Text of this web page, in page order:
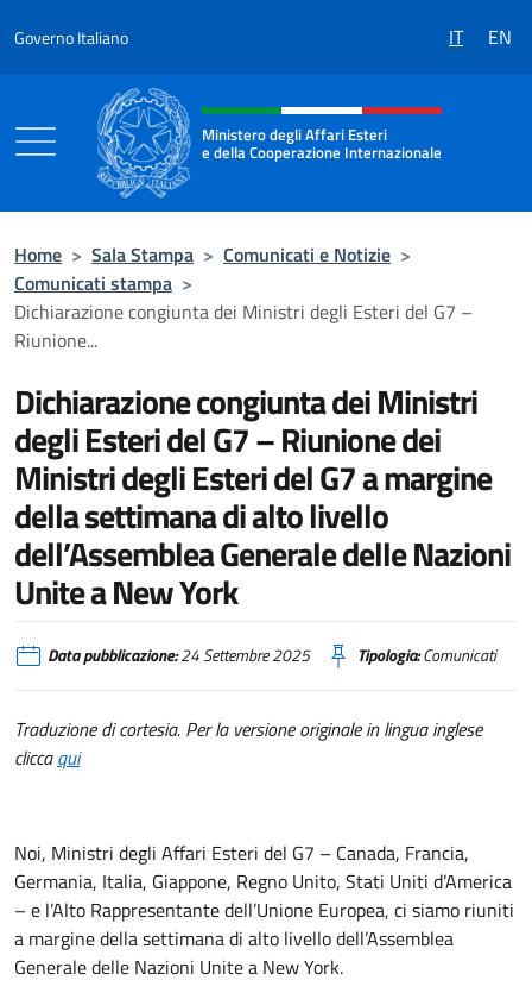
Governo Italiano IT EN
Intestazione sito, social e menù
Ministero degli Affari Esteri
e della Cooperazione Internazionale
Home > Sala Stampa > Comunicati e Notizie >
Comunicati stampa >
Dichiarazione congiunta dei Ministri degli Esteri del G7 –
Riunione...
Dichiarazione congiunta dei Ministri
degli Esteri del G7 – Riunione dei
Ministri degli Esteri del G7 a margine
della settimana di alto livello
dell’Assemblea Generale delle Nazioni
Unite a New York
Data pubblicazione:24 Settembre 2025 Tipologia:Comunicati
Traduzione di cortesia. Per la versione originale in lingua inglese
cliccaqui
Noi, Ministri degli Affari Esteri del G7 – Canada, Francia,
Germania, Italia, Giappone, Regno Unito, Stati Uniti d’America
– e l’Alto Rappresentante dell’Unione Europea, ci siamo riuniti
a margine della settimana di alto livello dell’Assemblea
Generale delle Nazioni Unite a New York.